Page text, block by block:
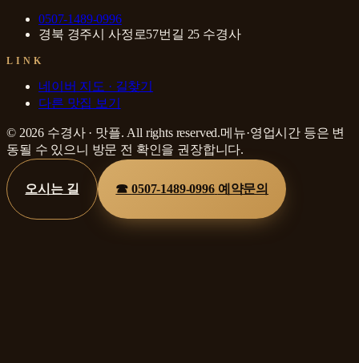
0507-1489-0996
경북 경주시 사정로57번길 25 수경사
LINK
네이버 지도 · 길찾기
다른 맛집 보기
© 2026 수경사· 맛플. All rights reserved.메뉴·영업시간 등은 변
동될 수 있으니 방문 전 확인을 권장합니다.
오시는 길 ☎0507-1489-0996 예약문의